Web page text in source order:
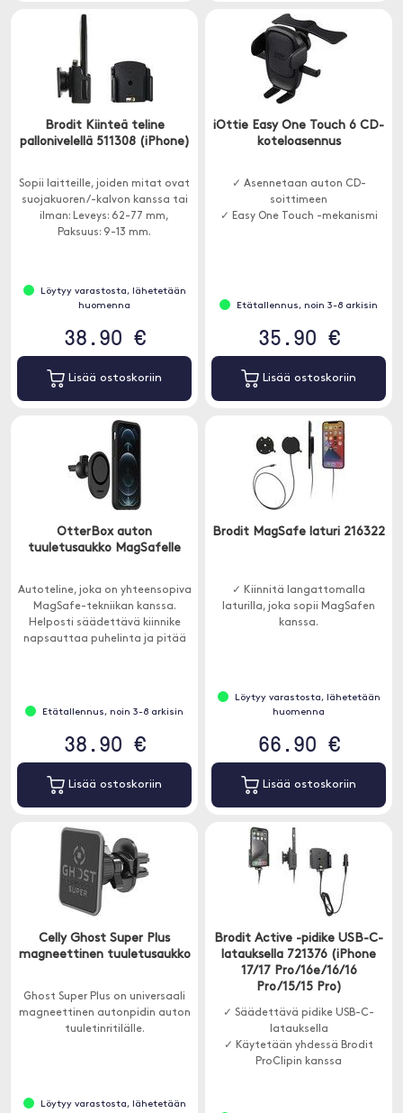
Brodit Kiinteä teline
pallonivelellä 511308 (iPhone)
Sopii laitteille, joiden mitat ovat
suojakuoren/-kalvon kanssa tai
ilman: Leveys: 62-77 mm,
Paksuus: 9-13 mm.
Löytyy varastosta, lähetetään
huomenna
38.90 €
Lisää ostoskoriin
iOttie Easy One Touch 6 CD-
koteloasennus
✓ Asennetaan auton CD-
soittimeen
✓ Easy One Touch -mekanismi
Etätallennus, noin 3-8 arkisin
35.90 €
Lisää ostoskoriin
OtterBox auton
tuuletusaukko MagSafelle
Autoteline, joka on yhteensopiva
MagSafe-tekniikan kanssa.
Helposti säädettävä kiinnike
napsauttaa puhelinta ja pitää
Etätallennus, noin 3-8 arkisin
38.90 €
Lisää ostoskoriin
Brodit MagSafe laturi 216322
✓ Kiinnitä langattomalla
laturilla, joka sopii MagSafen
kanssa.
Löytyy varastosta, lähetetään
huomenna
66.90 €
Lisää ostoskoriin
Celly Ghost Super Plus
magneettinen tuuletusaukko
Ghost Super Plus on universaali
magneettinen autonpidin auton
tuuletinritilälle.
Löytyy varastosta, lähetetään
Brodit Active -pidike USB-C-
latauksella 721376 (iPhone
17/17 Pro/16e/16/16
Pro/15/15 Pro)
✓ Säädettävä pidike USB-C-
latauksella
✓ Käytetään yhdessä Brodit
ProClipin kanssa